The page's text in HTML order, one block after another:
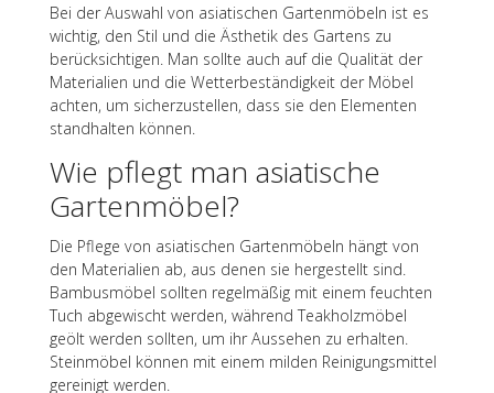
Bei der Auswahl von asia­ti­schen Garten­mö­beln ist es
wich­tig, den Stil und die Ästhe­tik des Gartens zu
berück­sich­ti­gen. Man sollte auch auf die Quali­tät der
Mate­ria­lien und die Wetter­be­stän­dig­keit der Möbel
achten, um sicher­zu­stel­len, dass sie den Elemen­ten
stand­hal­ten können.
Wie pflegt man asia­ti­sche
Gartenmöbel?
Die Pflege von asia­ti­schen Garten­mö­beln hängt von
den Mate­ria­lien ab, aus denen sie herge­stellt sind.
Bambus­mö­bel soll­ten regel­mä­ßig mit einem feuch­ten
Tuch abge­wischt werden, während Teak­holz­mö­bel
geölt werden soll­ten, um ihr Ausse­hen zu erhal­ten.
Stein­mö­bel können mit einem milden Reini­gungs­mit­tel
gerei­nigt werden.